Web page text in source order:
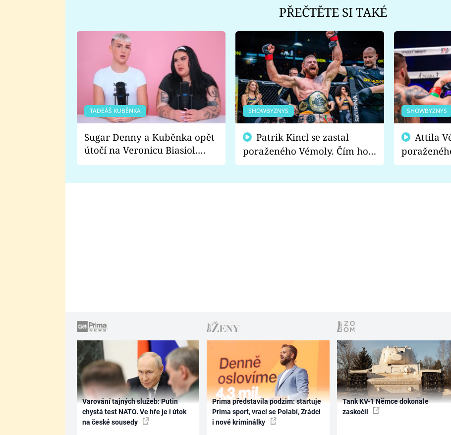
PŘEČTĚTE SI TAKÉ
TADEÁŠ KUBĚNKA
Sugar Denny a Kuběnka opět
útočí na Veronicu Biasiol.
Proč je podle nich falešná a
SHOWBYZNYS
poraženého Vémoly. Čím ho
fanoušci naštvali?
SHOWBYZNYS
chce
Varování tajných služeb: Putin
chystá test NATO. Ve hře je i útok
na české sousedy
Prima představila podzim: startuje
Prima sport, vrací se Polabí, Zrádci
i nové kriminálky
Tank KV-1 Němce dokonale
zaskočil